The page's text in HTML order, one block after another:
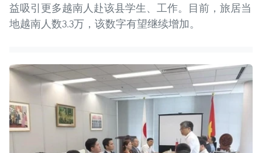
益吸引更多越南人赴该县学生、工作。目前，旅居当
地越南人数3.3万，该数字有望继续增加。